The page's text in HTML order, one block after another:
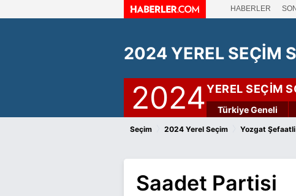
HABERLER
2024 YEREL SEÇİM
2024YEREL SEÇİM
Türkiye Geneli
Seçim 2024 Yerel Seçim Yozgat Şefaatli
Saadet Partisi